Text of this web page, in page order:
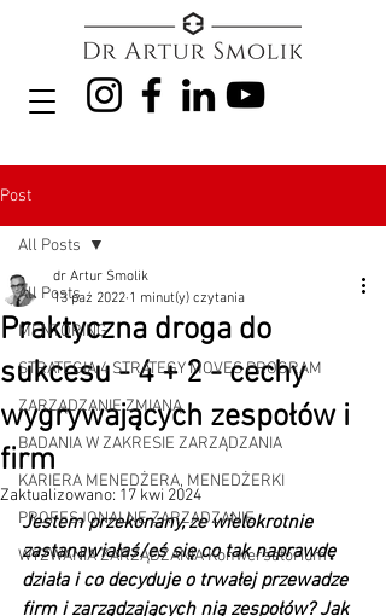
Post
All Posts
MENTORING
STRATEGIA 4 STRATEGY MOVES PROGRAM
ZARZĄDZANIE ZMIANĄ
BADANIA W ZAKRESIE ZARZĄDZANIA
KARIERA MENEDŻERA, MENEDŻERKI
PROFESJONALNE ZARZĄDZANIE
WYZWANIA ZARZĄDZANIA Konwersatorium
All Posts
Praktyczna droga do
sukcesu - 4 + 2 - cechy
wygrywających zespołów i
firm
dr Artur Smolik
13 paź 2022 1 minut(y) czytania
Zaktualizowano: 17 kwi 2024
Jestem przekonany, ze wielokrotnie
zastanawiałaś/eś się co tak naprawdę
działa i co decyduje o trwałej przewadze
firm i zarządzających nią zespołów? Jak